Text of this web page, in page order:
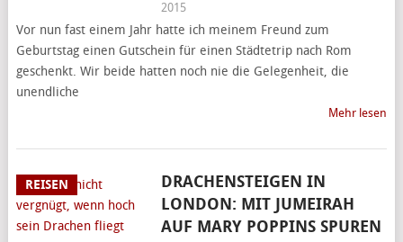
2015
Vor nun fast einem Jahr hatte ich meinem Freund zum
Geburtstag einen Gutschein für einen Städtetrip nach Rom
geschenkt. Wir beide hatten noch nie die Gelegenheit, die
unendliche
Mehr lesen
REISEN
DRACHENSTEIGEN IN
LONDON: MIT JUMEIRAH
AUF MARY POPPINS SPUREN